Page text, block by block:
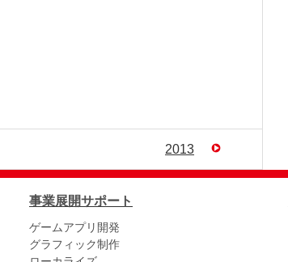
2013
事業展開サポート
ゲームアプリ開発
グラフィック制作